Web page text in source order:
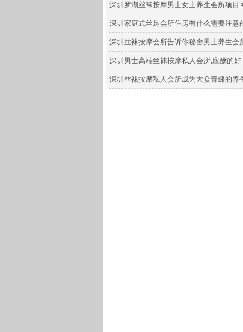
深圳罗湖丝袜按摩男士女士养生会所项目
深圳家庭式丝足会所住房有什么需要注意
深圳丝袜按摩会所告诉你秘舍男士养生会
深圳男士高端丝袜按摩私人会所,应酬的好
深圳丝袜按摩私人会所成为大众青睐的养